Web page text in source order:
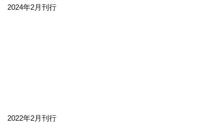
2024年2月刊行
2022年2月刊行